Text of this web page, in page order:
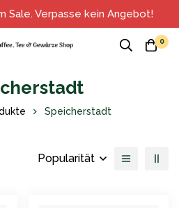
Sale. Verpasse kein Angebot!
0
Speicherstadt
Popularität